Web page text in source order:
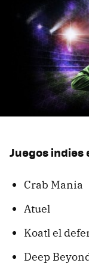
Juegos indies
Crab Mania
Atuel
Koatl el
Deep